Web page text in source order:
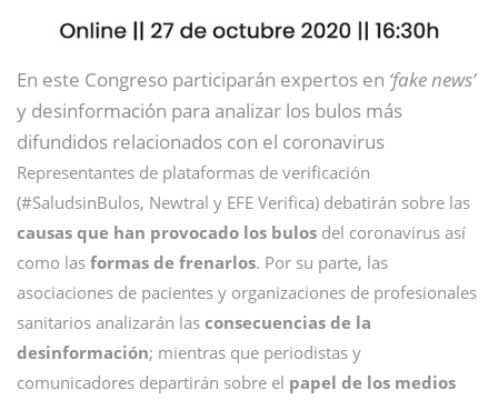
En este Congreso participarán expertos en ‘fake news’
y desinformación para analizar los bulos más
difundidos relacionados con el coronavirus
Representantes de plataformas de verificación
(#SaludsinBulos, Newtral y EFE Verifica) debatirán sobre las
causas que han provocado los bulos del coronavirus así
como las formas de frenarlos. Por su parte, las
asociaciones de pacientes y organizaciones de profesionales
sanitarios analizarán las consecuencias de la
desinformación; mientras que periodistas y
comunicadores departirán sobre el papel de los medios